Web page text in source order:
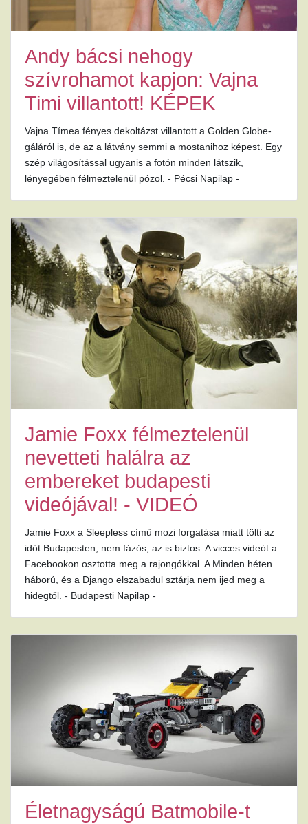
Andy bácsi nehogy
szívrohamot kapjon: Vajna
Timi villantott! KÉPEK
Vajna Tímea fényes dekoltázst villantott a Golden Globe-
gáláról is, de az a látvány semmi a mostanihoz képest. Egy
szép világosítással ugyanis a fotón minden látszik,
lényegében félmeztelenül pózol. - Pécsi Napilap -
Jamie Foxx félmeztelenül
nevetteti halálra az
embereket budapesti
videójával! - VIDEÓ
Jamie Foxx a Sleepless című mozi forgatása miatt tölti az
időt Budapesten, nem fázós, az is biztos. A vicces videót a
Facebookon osztotta meg a rajongókkal. A Minden héten
háború, és a Django elszabadul sztárja nem ijed meg a
hidegtől. - Budapesti Napilap -
Életnagyságú Batmobile-t